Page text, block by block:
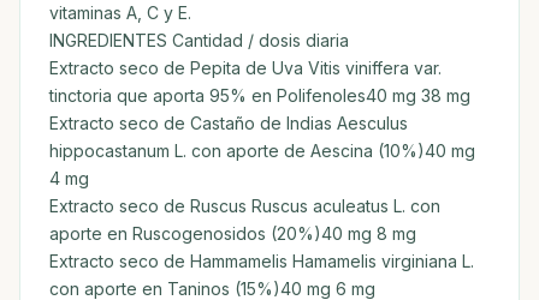
vitaminas A, C y E.
INGREDIENTES Cantidad / dosis diaria
Extracto seco de Pepita de Uva Vitis viniffera var.
tinctoria que aporta 95% en Polifenoles40 mg 38 mg
Extracto seco de Castaño de Indias Aesculus
hippocastanum L. con aporte de Aescina (10%)40 mg
4 mg
Extracto seco de Ruscus Ruscus aculeatus L. con
aporte en Ruscogenosidos (20%)40 mg 8 mg
Extracto seco de Hammamelis Hamamelis virginiana L.
con aporte en Taninos (15%)40 mg 6 mg